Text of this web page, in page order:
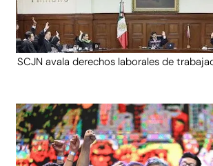
SCJN avala derechos laborales de